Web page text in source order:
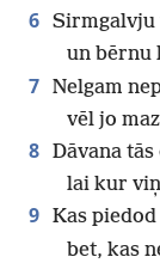
6 Sirmgalvju
un bērnu
7 Nelgam
vēl jo
8 Dāvana
lai kur
9 Kas piedod
bet, kas